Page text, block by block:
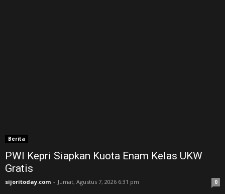
Berita
PWI Kepri Siapkan Kuota Enam Kelas UKW
Gratis
sijoritoday.com - Jumat, Agustus 7, 2026 6:31 pm 0